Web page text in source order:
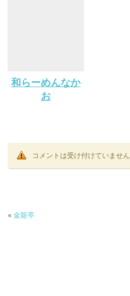
和らーめんなか
お
コメントは受け付けていません
«金龍亭